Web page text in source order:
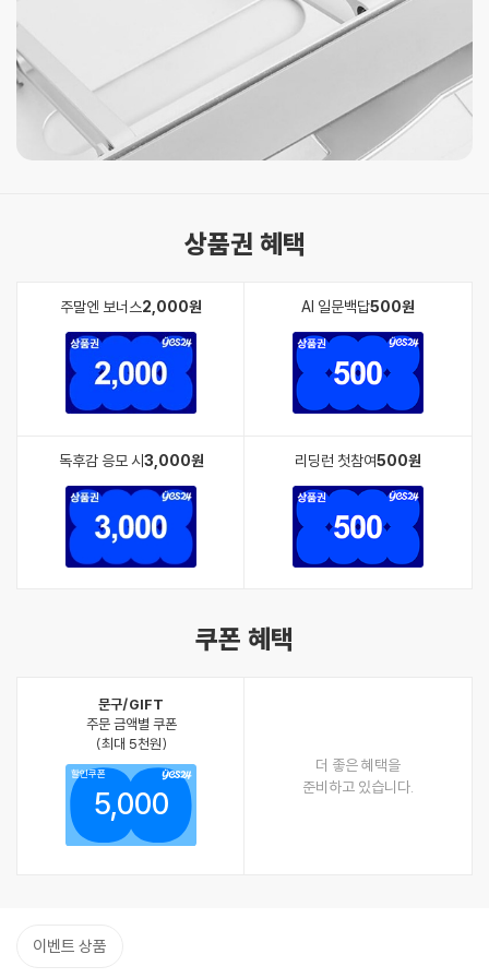
상품권 혜택
주말엔 보너스2,000원 AI 일문백답500원
독후감 응모 시3,000원 리딩런 첫참여500원
쿠폰 혜택
문구/GIFT
주문 금액별 쿠폰
(최대 5천원)
할인쿠폰
5,000
더 좋은 혜택을
준비하고 있습니다.
이벤트 상품